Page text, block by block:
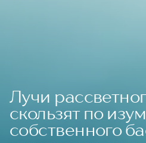
Лучи
скользят по
собственного